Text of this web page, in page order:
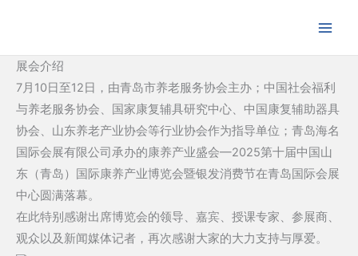
内
展会介绍
7月10日至12日，由青岛市养老服务协会主办；中国社会福利
与养老服务协会、国家康复辅具研究中心、中国康复辅助器具
协会、山东养老产业协会等行业协会作为指导单位；青岛海名
国际会展有限公司承办的康养产业盛会—2025第十届中国山
东（青岛）国际康养产业博览会暨银发消费节在青岛国际会展
中心圆满落幕。
在此特别感谢出席博览会的领导、嘉宾、授课专家、参展商、
观众以及新闻媒体记者，再次感谢大家的大力支持与厚爱。